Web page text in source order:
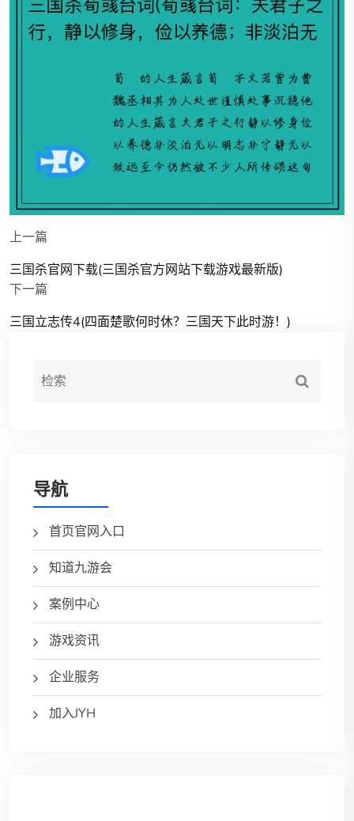
上一篇
三国杀官网下载(三国杀官方网站下载游戏最新版)
下一篇
三国立志传4(四面楚歌何时休？三国天下此时游！)
导航
首页官网入口
知道九游会
案例中心
游戏资讯
企业服务
加入JYH